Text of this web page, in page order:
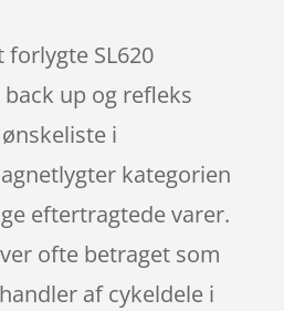
forlygte SL620
up og refleks
i
kategorien
eftertragtede varer.
ofte betraget som
af cykeldele i